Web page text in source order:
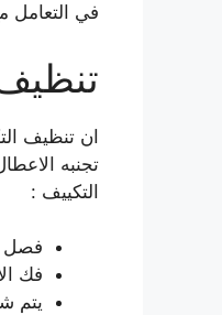
في التعامل
ان تنظيف
تجنبه
التكييف :
فصل
فك
يتم